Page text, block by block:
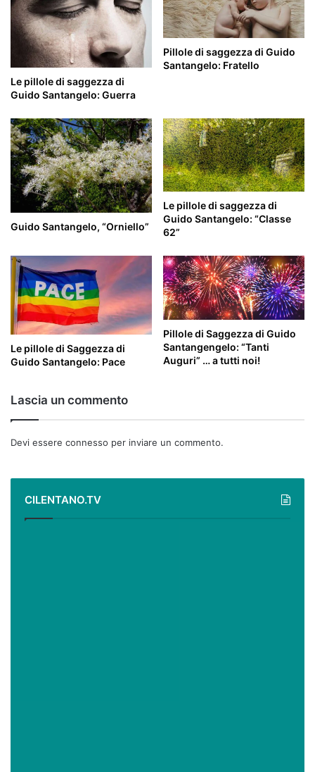
Le pillole di saggezza di
Guido Santangelo: Guerra
Pillole di saggezza di Guido
Santangelo: Fratello
Guido Santangelo, “Orniello”
Le pillole di saggezza di
Guido Santangelo: “Classe
62”
Le pillole di Saggezza di
Guido Santangelo: Pace
Pillole di Saggezza di Guido
Santangengelo: “Tanti
Auguri” … a tutti noi!
Lascia un commento
Devi essere connesso per inviare un commento.
CILENTANO.TV